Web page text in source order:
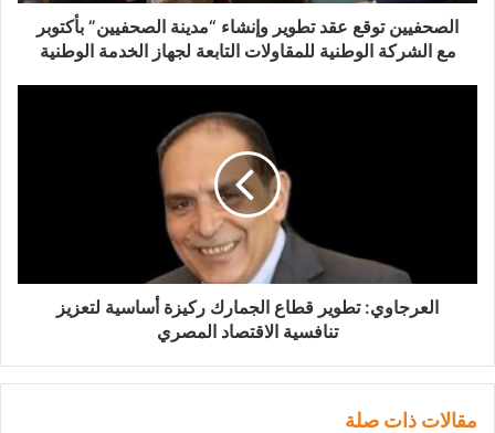
الصحفيين توقع عقد تطوير وإنشاء “مدينة الصحفيين” بأكتوبر
مع الشركة الوطنية للمقاولات التابعة لجهاز الخدمة الوطنية
العرجاوي: تطوير قطاع الجمارك ركيزة أساسية لتعزيز
تنافسية الاقتصاد المصري
مقالات ذات صلة